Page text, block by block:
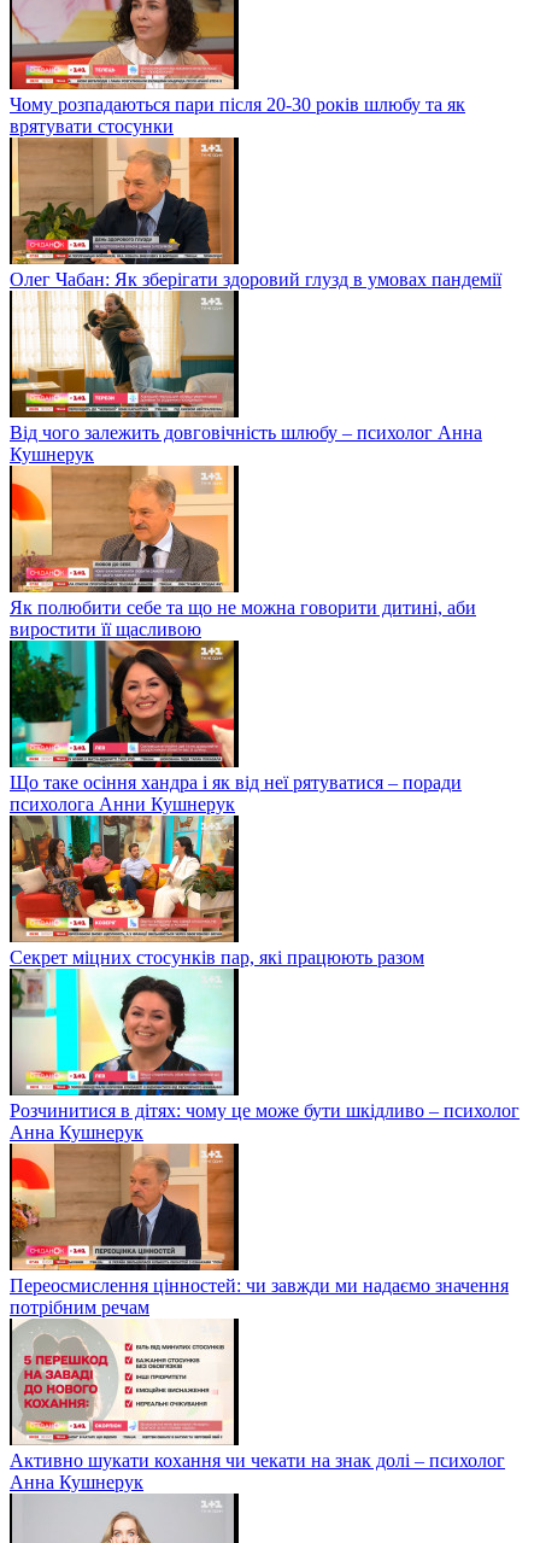
Чому розпадаються пари після 20-30 років шлюбу та як
врятувати стосунки
Олег Чабан: Як зберігати здоровий глузд в умовах пандемії
Від чого залежить довговічність шлюбу – психолог Анна
Кушнерук
Як полюбити себе та що не можна говорити дитині, аби
виростити її щасливою
Що таке осіння хандра і як від неї рятуватися – поради
психолога Анни Кушнерук
Секрет міцних стосунків пар, які працюють разом
Розчинитися в дітях: чому це може бути шкідливо – психолог
Анна Кушнерук
Переосмислення цінностей: чи завжди ми надаємо значення
потрібним речам
Активно шукати кохання чи чекати на знак долі – психолог
Анна Кушнерук